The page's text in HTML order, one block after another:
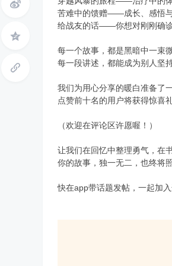
苦难中的馈赠——成长、感悟
给战友的话——你想对刚刚确
每一个故事，都是黑暗中一束
每一段讲述，都能成为别人坚
我们为用心分享的暖白准备了
点赞前十名的用户将获得惊喜
（欢迎在评论区许愿喔！）
让我们在回忆中整理勇气，在
你的故事，独一无二，也终将
快在app带话题发帖，一起加